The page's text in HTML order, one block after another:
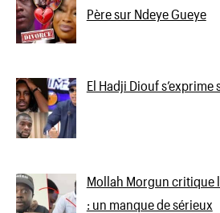
Père sur Ndeye Gueye
El Hadji Diouf s’exprime
Mollah Morgun critique
: un manque de sérieux